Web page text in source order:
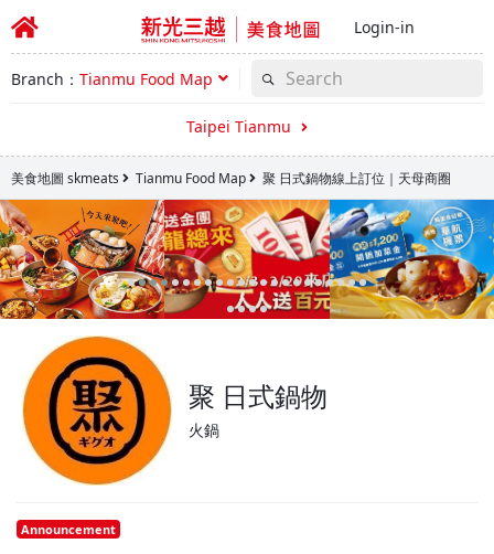
Login-in
Branch： Tianmu Food Map
Taipei Tianmu
美食地圖 skmeats Tianmu Food Map 聚 日式鍋物線上訂位｜天母商圈
聚 日式鍋物
火鍋
Announcement